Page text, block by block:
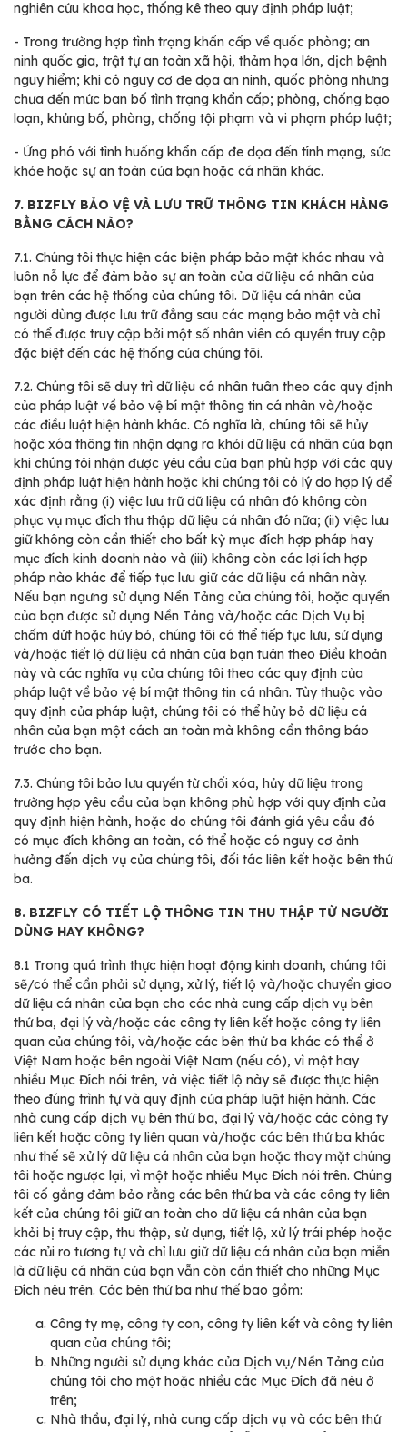
nghiên cứu khoa học, thống kê theo quy định pháp luật;
- Trong trường hợp tình trạng khẩn cấp về quốc phòng; an
ninh quốc gia, trật tự an toàn xã hội, thảm họa lớn, dịch bệnh
nguy hiểm; khi có nguy cơ đe dọa an ninh, quốc phòng nhưng
chưa đến mức ban bố tình trạng khẩn cấp; phòng, chống bạo
loạn, khủng bố, phòng, chống tội phạm và vi phạm pháp luật;
- Ứng phó với tình huống khẩn cấp đe dọa đến tính mạng, sức
khỏe hoặc sự an toàn của bạn hoặc cá nhân khác.
7. BIZFLY BẢO VỆ VÀ LƯU TRỮ THÔNG TIN KHÁCH HÀNG
BẰNG CÁCH NÀO?
7.1. Chúng tôi thực hiện các biện pháp bảo mật khác nhau và
luôn nỗ lực để đảm bảo sự an toàn của dữ liệu cá nhân của
bạn trên các hệ thống của chúng tôi. Dữ liệu cá nhân của
người dùng được lưu trữ đằng sau các mạng bảo mật và chỉ
có thể được truy cập bởi một số nhân viên có quyền truy cập
đặc biệt đến các hệ thống của chúng tôi.
7.2. Chúng tôi sẽ duy trì dữ liệu cá nhân tuân theo các quy định
của pháp luật về bảo vệ bí mật thông tin cá nhân và/hoặc
các điều luật hiện hành khác. Có nghĩa là, chúng tôi sẽ hủy
hoặc xóa thông tin nhận dạng ra khỏi dữ liệu cá nhân của bạn
khi chúng tôi nhận được yêu cầu của bạn phù hợp với các quy
định pháp luật hiện hành hoặc khi chúng tôi có lý do hợp lý để
xác định rằng (i) việc lưu trữ dữ liệu cá nhân đó không còn
phục vụ mục đích thu thập dữ liệu cá nhân đó nữa; (ii) việc lưu
giữ không còn cần thiết cho bất kỳ mục đích hợp pháp hay
mục đích kinh doanh nào và (iii) không còn các lợi ích hợp
pháp nào khác để tiếp tục lưu giữ các dữ liệu cá nhân này.
Nếu bạn ngưng sử dụng Nền Tảng của chúng tôi, hoặc quyền
của bạn được sử dụng Nền Tảng và/hoặc các Dịch Vụ bị
chấm dứt hoặc hủy bỏ, chúng tôi có thể tiếp tục lưu, sử dụng
và/hoặc tiết lộ dữ liệu cá nhân của bạn tuân theo Điều khoản
này và các nghĩa vụ của chúng tôi theo các quy định của
pháp luật về bảo vệ bí mật thông tin cá nhân. Tùy thuộc vào
quy định của pháp luật, chúng tôi có thể hủy bỏ dữ liệu cá
nhân của bạn một cách an toàn mà không cần thông báo
trước cho bạn.
7.3. Chúng tôi bảo lưu quyền từ chối xóa, hủy dữ liệu trong
trường hợp yêu cầu của bạn không phù hợp với quy định của
quy định hiện hành, hoặc do chúng tôi đánh giá yêu cầu đó
có mục đích không an toàn, có thể hoặc có nguy cơ ảnh
hưởng đến dịch vụ của chúng tôi, đối tác liên kết hoặc bên thứ
ba.
8. BIZFLY CÓ TIẾT LỘ THÔNG TIN THU THẬP TỪ NGƯỜI
DÙNG HAY KHÔNG?
8.1 Trong quá trình thực hiện hoạt động kinh doanh, chúng tôi
sẽ/có thể cần phải sử dụng, xử lý, tiết lộ và/hoặc chuyển giao
dữ liệu cá nhân của bạn cho các nhà cung cấp dịch vụ bên
thứ ba, đại lý và/hoặc các công ty liên kết hoặc công ty liên
quan của chúng tôi, và/hoặc các bên thứ ba khác có thể ở
Việt Nam hoặc bên ngoài Việt Nam (nếu có), vì một hay
nhiều Mục Đích nói trên, và việc tiết lộ này sẽ được thực hiện
theo đúng trình tự và quy định của pháp luật hiện hành. Các
nhà cung cấp dịch vụ bên thứ ba, đại lý và/hoặc các công ty
liên kết hoặc công ty liên quan và/hoặc các bên thứ ba khác
như thế sẽ xử lý dữ liệu cá nhân của bạn hoặc thay mặt chúng
tôi hoặc ngược lại, vì một hoặc nhiều Mục Đích nói trên. Chúng
tôi cố gắng đảm bảo rằng các bên thứ ba và các công ty liên
kết của chúng tôi giữ an toàn cho dữ liệu cá nhân của bạn
khỏi bị truy cập, thu thập, sử dụng, tiết lộ, xử lý trái phép hoặc
các rủi ro tương tự và chỉ lưu giữ dữ liệu cá nhân của bạn miễn
là dữ liệu cá nhân của bạn vẫn còn cần thiết cho những Mục
Đích nêu trên. Các bên thứ ba như thế bao gồm:
Công ty mẹ, công ty con, công ty liên kết và công ty liên
quan của chúng tôi;
Những người sử dụng khác của Dịch vụ/Nền Tảng của
chúng tôi cho một hoặc nhiều các Mục Đích đã nêu ở
trên;
Nhà thầu, đại lý, nhà cung cấp dịch vụ và các bên thứ